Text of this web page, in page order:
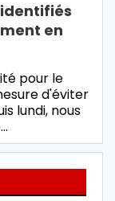
en
pour le
d'éviter
lundi, nous